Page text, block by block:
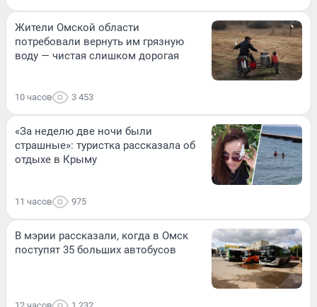
Жители Омской области
потребовали вернуть им грязную
воду — чистая слишком дорогая
10 часов 3 453
«За неделю две ночи были
страшные»: туристка рассказала об
отдыхе в Крыму
11 часов 975
В мэрии рассказали, когда в Омск
поступят 35 больших автобусов